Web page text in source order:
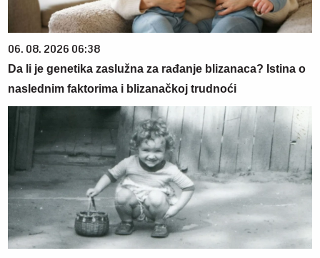
06. 08. 2026 06:38
Da li je genetika zaslužna za rađanje blizanaca? Istina o
naslednim faktorima i blizanačkoj trudnoći